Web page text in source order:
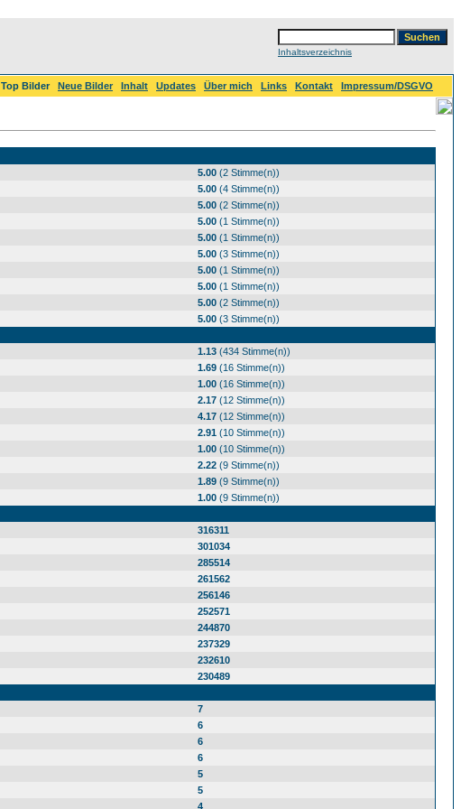
Inhaltsverzeichnis
Top Bilder Neue Bilder Inhalt Updates Über mich Links Kontakt
Impressum/DSGVO
5.00 (2 Stimme(n))
5.00 (4 Stimme(n))
5.00 (2 Stimme(n))
5.00 (1 Stimme(n))
5.00 (1 Stimme(n))
5.00 (3 Stimme(n))
5.00 (1 Stimme(n))
5.00 (1 Stimme(n))
5.00 (2 Stimme(n))
5.00 (3 Stimme(n))
1.13 (434 Stimme(n))
1.69 (16 Stimme(n))
1.00 (16 Stimme(n))
2.17 (12 Stimme(n))
4.17 (12 Stimme(n))
2.91 (10 Stimme(n))
1.00 (10 Stimme(n))
2.22 (9 Stimme(n))
1.89 (9 Stimme(n))
1.00 (9 Stimme(n))
316311
301034
285514
261562
256146
252571
244870
237329
232610
230489
7
6
6
6
5
5
4